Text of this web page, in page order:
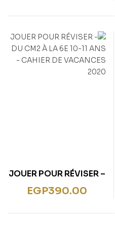
JOUER POUR RÉVISER –
DU CM2 À LA 6E 10-11
EGP390.00